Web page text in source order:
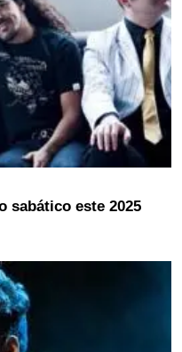
sabático este 2025